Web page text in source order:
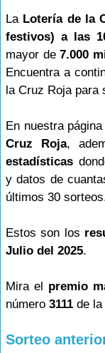
La Lotería de la
festivos) a las
mayor de7.000
Encuentra a
la Cruz Roja para
En nuestra
Cruz Roja,
estadísticas
y datos de
últimos 30
Estos son los
Julio del 2025.
Mira el premio
número 3111 de la
Sorteo